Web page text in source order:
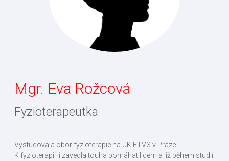
Mgr. Eva Rožcová
Fyzioterapeutka
Vystudovala obor fyzioterapie na UK FTVS v Praze.
K fyzioterapii ji zavedla touha pomáhat lidem a již během studií